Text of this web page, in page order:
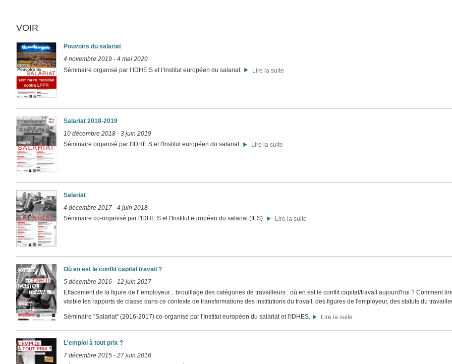
VOIR
Pouvoirs du salariat
4 novembre 2019 -4 mai 2020
Séminaire organisé par l’IDHE.S et l’Institut européen du salariat.
Lire la suite
Salariat 2018-2019
10 décembre 2018 -3 juin 2019
Séminaire organisé par l'IDHE.S et l'Institut européen du salariat.
Lire la suite
Salariat
4 décembre 2017 -4 juin 2018
Séminaire co-organisé par l'IDHE.S et l'Institut européen du salariat (IES).
Lire la suite
Où en est le conflit capital travail ?
5 décembre 2016 - 12 juin 2017
Effacement de la figure de l' employeur... brouillage des catégories de travailleurs : où en est le conflit capital/travail aujourd'hui ? Comment
visible les rapports de classe dans ce contexte de transformations des institutions du travail, des figures de l'employeur, des statuts du
Séminaire "Salariat" (2016-2017) co-organisé par l'Institut européen du salariat et l'IDHES. Lire la suite
L'emploi à tout prix ?
7 décembre 2015 -27 juin 2016